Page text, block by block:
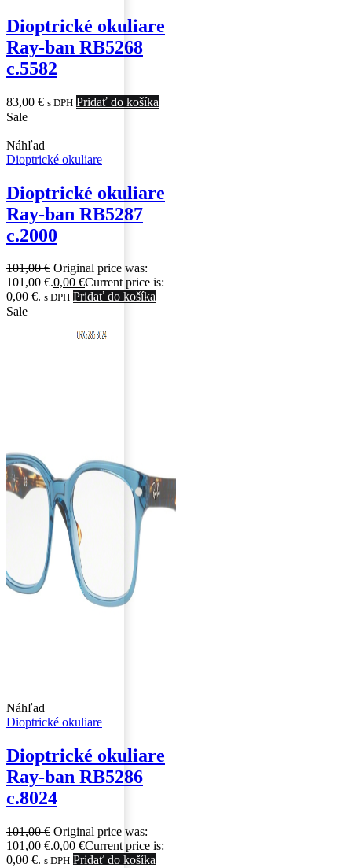
Dioptrické okuliare
Ray-ban RB5268
c.5582
83,00 € s DPH Pridať do košíka
Sale
Náhľad
Dioptrické okuliare
Dioptrické okuliare
Ray-ban RB5287
c.2000
101,00€ Original price was:
101,00 €.0,00 €Current price is:
0,00 €. s DPH Pridať do košíka
Sale
Náhľad
Dioptrické okuliare
Dioptrické okuliare
Ray-ban RB5286
c.8024
101,00€ Original price was:
101,00 €.0,00 €Current price is:
0,00 €. s DPH Pridať do košíka